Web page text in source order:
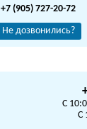
+7 (905) 727-20-72
Не дозвонились?
C
C